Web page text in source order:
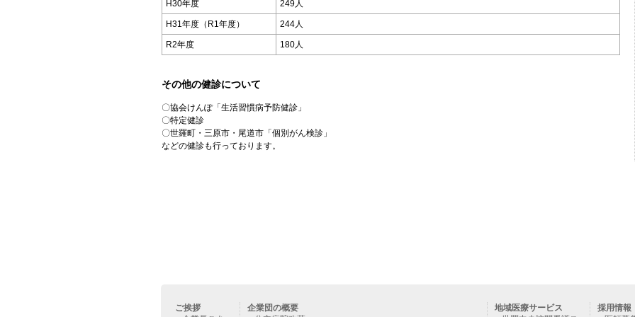
H30年度 249人
H31年度（R1年度） 244人
R2年度 180人
その他の健診について
〇協会けんぽ「生活習慣病予防健診」
〇特定健診
〇世羅町・三原市・尾道市「個別がん検診」
などの健診も行っております。
ご挨拶
企業団の概要
地域医療サービス
採用情報